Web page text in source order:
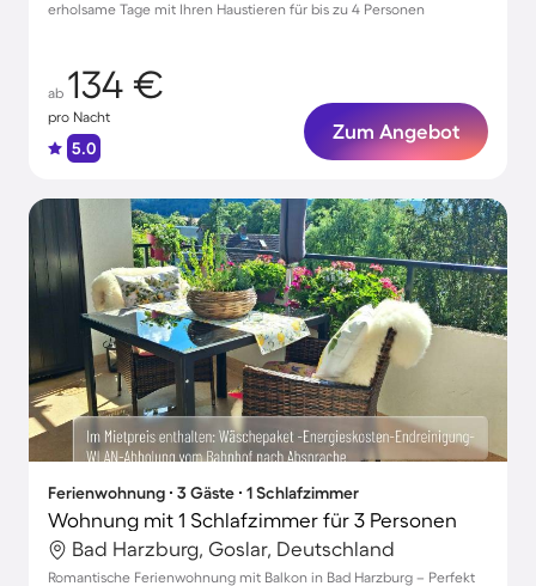
erholsame Tage mit Ihren Haustieren für bis zu 4 Personen
ab 134 €
pro Nacht
5.0
Zum Angebot
Ferienwohnung ∙ 3 Gäste ∙ 1 Schlafzimmer
Wohnung mit 1 Schlafzimmer für 3 Personen
Bad Harzburg, Goslar, Deutschland
Romantische Ferienwohnung mit Balkon in Bad Harzburg – Perfekt